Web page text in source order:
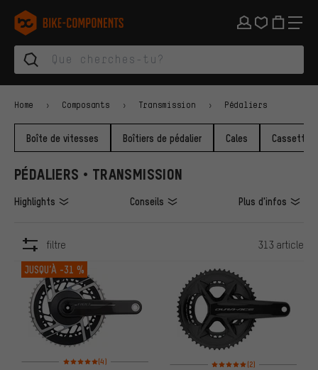
Aller à la navigation principale
Aller à la navigation des catégories
Aller au contenu
Aller aux marques et à la newsletter
Aller au pied de page
bike-components.de Page d'accueil
Home Composants Transmission Pédaliers
Boîte de vitesses Boîtiers de pédalier Cales Cassettes
PÉDALIERS • TRANSMISSION
Highlights Conseils Plus d'infos
filtre 313 article
ARTICLES
JUSQU’À -31 %
Note moyenne : 5 sur 5 d'après 4 avis
(4) Note moyenne : 5 sur 5
(2)